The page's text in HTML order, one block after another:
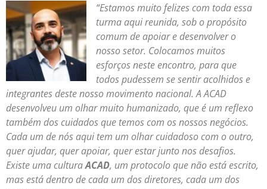
“Estamos muito felizes com toda essa
turma aqui reunida, sob o propósito
comum de apoiar e desenvolver o
nosso setor. Colocamos muitos
esforços neste encontro, para que
todos pudessem se sentir acolhidos e
integrantes deste nosso movimento nacional. A ACAD
desenvolveu um olhar muito humanizado, que é um reflexo
também dos cuidados que temos com os nossos negócios.
Cada um de nós aqui tem um olhar cuidadoso com o outro,
quer ajudar, quer apoiar, quer estar junto nos desafios.
Existe uma culturaACAD, um protocolo que não está escrito,
mas está dentro de cada um dos diretores, cada um dos